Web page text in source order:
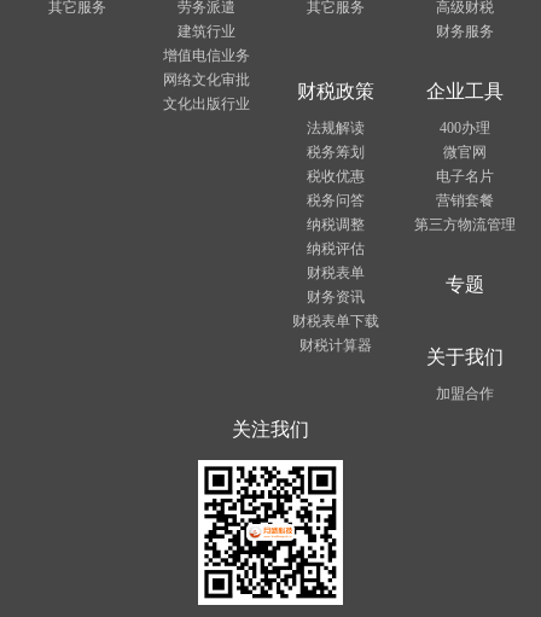
其它服务
劳务派遣
建筑行业
增值电信业务
网络文化审批
文化出版行业
其它服务
高级财税
财务服务
财税政策
法规解读
税务筹划
税收优惠
税务问答
纳税调整
纳税评估
财税表单
财务资讯
财税表单下载
财税计算器
企业工具
400办理
微官网
电子名片
营销套餐
第三方物流管理
专题
关于我们
加盟合作
关注我们